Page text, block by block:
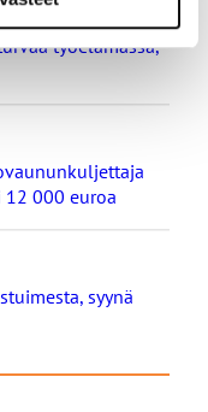
työelämässä,
000 euroa
syynä